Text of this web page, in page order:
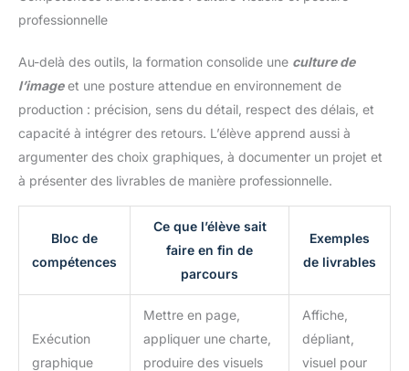
professionnelle
Au-delà des outils, la formation consolide une culture de
l’imageet une posture attendue en environnement de
production : précision, sens du détail, respect des délais, et
capacité à intégrer des retours. L’élève apprend aussi à
argumenter des choix graphiques, à documenter un projet et
à présenter des livrables de manière professionnelle.
Bloc de
compétences
Ce que l’élève sait
faire en fin de
parcours
Exemples
de livrables
Exécution
graphique
Mettre en page,
appliquer une charte,
produire des visuels
Affiche,
dépliant,
visuel pour